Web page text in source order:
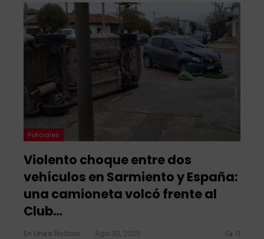
Policiales
Violento choque entre dos
vehículos en Sarmiento y España:
una camioneta volcó frente al
Club…
En Linea Noticias Ago 30, 2025 0